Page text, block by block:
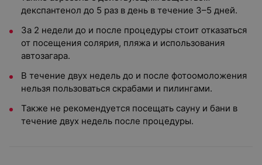
декспантенол до 5 раз в день в течение 3–5 дней.
За 2 недели до и после процедуры стоит отказаться
от посещения солярия, пляжа и использования
автозагара.
В течение двух недель до и после фотоомоложения
нельзя пользоваться скрабами и пилингами.
Также не рекомендуется посещать сауну и бани в
течение двух недель после процедуры.